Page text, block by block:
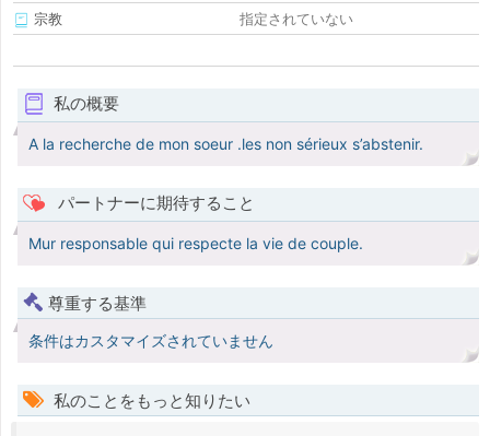
宗教
指定されていない
私の概要
A la recherche de mon soeur .les non sérieux s’abstenir.
パートナーに期待すること
Mur responsable qui respecte la vie de couple.
尊重する基準
条件はカスタマイズされていません
私のことをもっと知りたい